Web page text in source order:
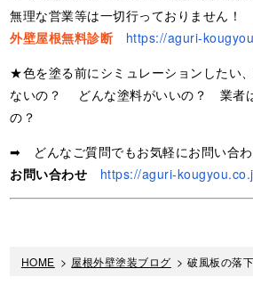
無理な営業等は一切行っておりません！
外壁屋根無料診断
https://aguri-
★色を塗る前にシミュレーションしたい
ないの？ どんな塗料がいいの？ 業者
の？
➡ どんなご質問でもお気軽にお問い合わ
お問い合わせ
https://aguri-
HOME > 屋根外壁塗装ブログ >破風板の落下